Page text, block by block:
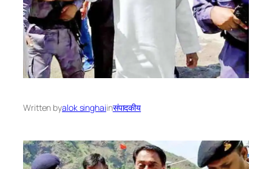
Written byalok singhaiinसंपादकीय